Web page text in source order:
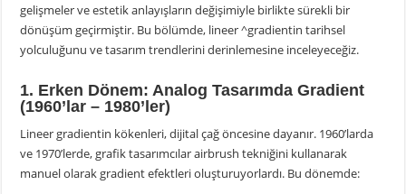
gelişmeler ve estetik anlayışların değişimiyle birlikte sürekli bir
dönüşüm geçirmiştir. Bu bölümde, lineer ^gradientin tarihsel
yolculuğunu ve tasarım trendlerini derinlemesine inceleyeceğiz.
1. Erken Dönem: Analog Tasarımda Gradient
(1960’lar – 1980’ler)
Lineer gradientin kökenleri, dijital çağ öncesine dayanır. 1960’larda
ve 1970’lerde, grafik tasarımcılar airbrush tekniğini kullanarak
manuel olarak gradient efektleri oluşturuyorlardı. Bu dönemde: